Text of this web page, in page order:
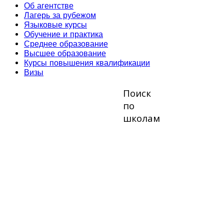
Об агентстве
Лагерь за рубежом
Языковые курсы
Обучение и практика
Среднее образование
Высшее образование
Курсы повышения квалификации
Визы
Поиск
по
школам